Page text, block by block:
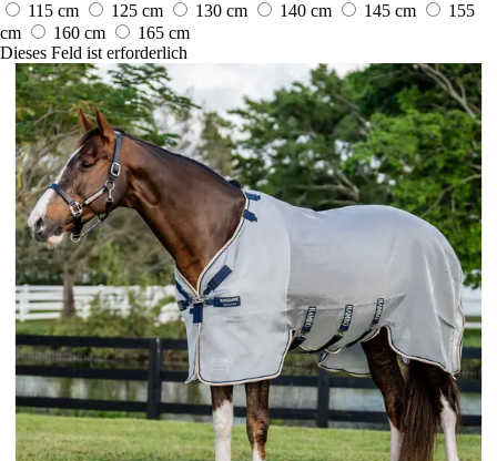
115 cm
125 cm 130 cm 140 cm 145 cm
155
cm
160 cm
165 cm
Dieses Feld ist erforderlich